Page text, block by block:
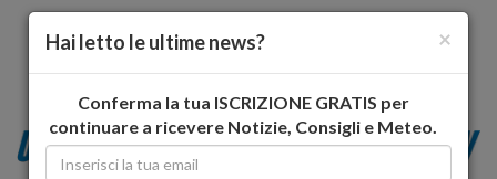
×
Hai letto le ultime news?
Conferma la tua ISCRIZIONE GRATIS per
continuare a ricevere Notizie, Consigli e Meteo.